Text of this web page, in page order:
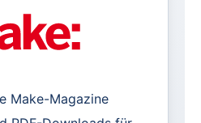
im Browser und
weniger Werbung
Make-Magazine